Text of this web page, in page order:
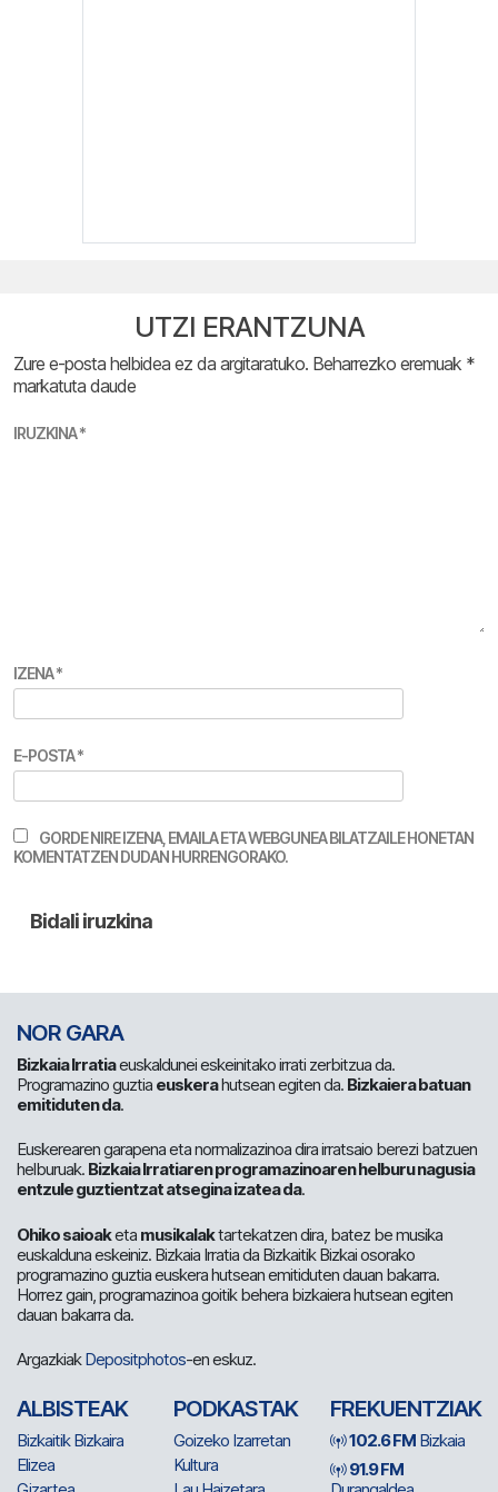
UTZI ERANTZUNA
Zure e-posta helbidea ez da argitaratuko. Beharrezko eremuak *
markatuta daude
IRUZKINA*
IZENA*
E-POSTA*
GORDE NIRE IZENA, EMAILA ETA WEBGUNEA BILATZAILE HONETAN
KOMENTATZEN DUDAN HURRENGORAKO.
NOR GARA
Bizkaia Irratiaeuskaldunei eskeinitako irrati zerbitzua da.
Programazino guztia euskerahutsean egiten da. Bizkaiera batuan
emitiduten da.
Euskerearen garapena eta normalizazinoa dira irratsaio berezi batzuen
helburuak. Bizkaia Irratiaren programazinoaren helburu nagusia
entzule guztientzat atsegina izatea da.
Ohiko saioaketa musikalaktartekatzen dira, batez be musika
euskalduna eskeiniz. Bizkaia Irratia da Bizkaitik Bizkai osorako
programazino guztia euskera hutsean emitiduten dauan bakarra.
Horrez gain, programazinoa goitik behera bizkaiera hutsean egiten
dauan bakarra da.
ArgazkiakDepositphotos-en eskuz.
ALBISTEAK
Bizkaitik Bizkaira
Elizea
PODKASTAK
Goizeko Izarretan
Kultura
FREKUENTZIAK
102.6 FM Bizkaia
91.9 FM